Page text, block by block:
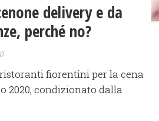
delivery e da
perché no?
fiorentini per la cena
2020, condizionato dalla